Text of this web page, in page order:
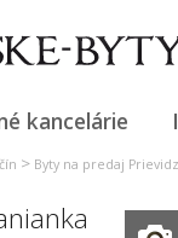
kancelárie
> Byty na predaj